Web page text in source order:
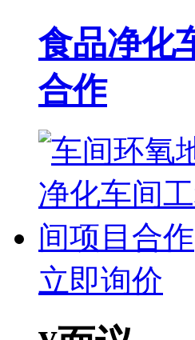
食品净化
合作
立即询价